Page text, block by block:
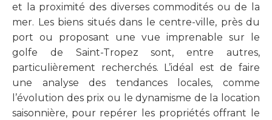
et la proximité des diverses commodités ou de la
mer. Les biens situés dans le centre-ville, près du
port ou proposant une vue imprenable sur le
golfe de Saint-Tropez sont, entre autres,
particulièrement recherchés. L’idéal est de faire
une analyse des tendances locales, comme
l’évolution des prix ou le dynamisme de la location
saisonnière, pour repérer les propriétés offrant le